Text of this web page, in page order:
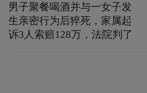
男子聚餐喝酒并与一女子发
生亲密行为后猝死，家属起
诉3人索赔128万，法院判了